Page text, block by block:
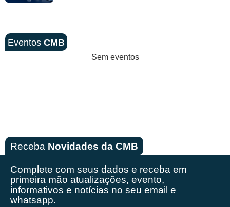
Eventos CMB
Sem eventos
Receba Novidades da CMB
Complete com seus dados e receba em
primeira mão atualizações, evento,
informativos e notícias no seu email e
whatsapp.